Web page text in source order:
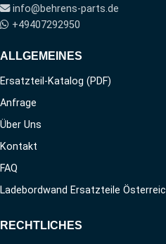
info@behrens-parts.de
+49407292950
ALLGEMEINES
Ersatzteil-Katalog (PDF)
Anfrage
Über Uns
Kontakt
FAQ
Ladebordwand Ersatzteile
RECHTLICHES